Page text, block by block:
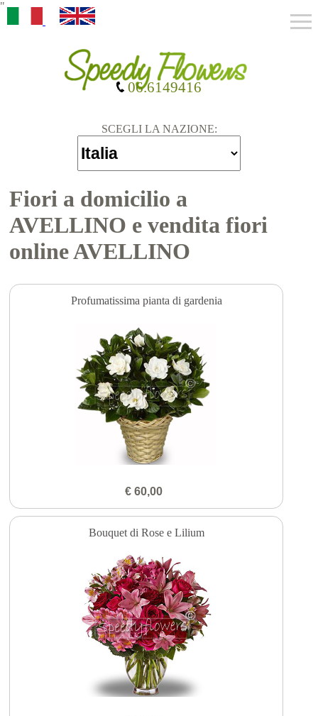
"
SCEGLI LA NAZIONE:
06.6149416
Fiori a domicilio a
AVELLINO e vendita fiori
online AVELLINO
Profumatissima pianta di gardenia
€ 60,00
Bouquet di Rose e Lilium